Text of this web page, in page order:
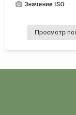
Значение ISO
Просмотр